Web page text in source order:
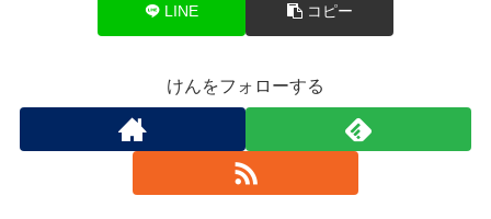
LINE コピー
けんをフォローする